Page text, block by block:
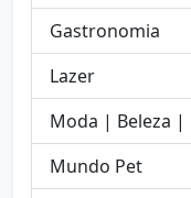
Gastronomia
Lazer
Moda | Beleza |
Mundo Pet